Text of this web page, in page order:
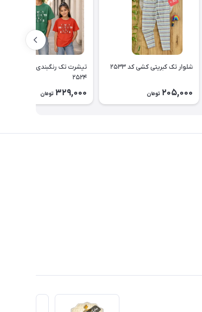
شلوار تک کبریتی کشی کد ۲۵۳۳
205,000 تومان
تیشرت تک رنگبندی اسپرت کد
۲۵۲۴
329,000 تومان